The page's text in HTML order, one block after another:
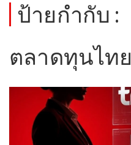
ป้ายกำกับ :
ตลาดทุนไทย